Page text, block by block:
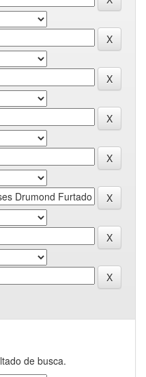
de busca.